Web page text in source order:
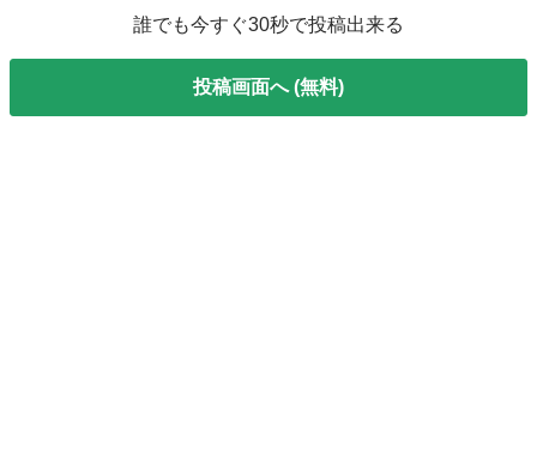
誰でも今すぐ30秒で投稿出来る
投稿画面へ (無料)